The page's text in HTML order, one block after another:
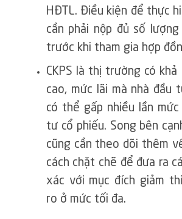
HĐTL. Điều kiện để thực
cần phải nộp đủ số
trước khi tham gia hợp
CKPS là thị trường có
cao, mức lãi mà nhà đầu
có thể gấp nhiều lần
tư cổ phiếu. Song bên
cũng cần theo dõi thêm
cách chặt chẽ để đưa ra
xác với mục đích giảm
ro ở mức tối đa.